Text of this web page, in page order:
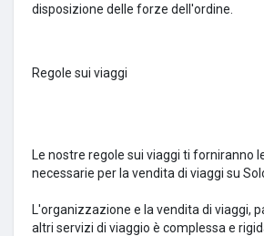
disposizione delle forze dell'ordine.
Regole sui viaggi
Le nostre regole sui viaggi ti forniranno
necessarie per la vendita di viaggi su
L'organizzazione e la vendita di viaggi,
altri servizi di viaggio è complessa e